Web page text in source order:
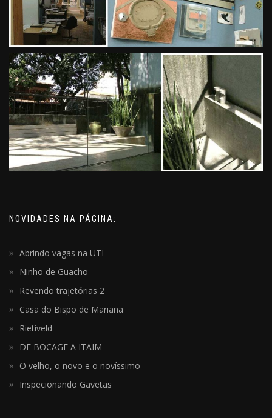
NOVIDADES NA PÁGINA:
Abrindo vagas na UTI
Ninho de Guacho
Revendo trajetórias 2
Casa do Bispo de Mariana
Rietiveld
DE BOCAGE A ITAIM
O velho, o novo e o novíssimo
Inspecionando Gavetas